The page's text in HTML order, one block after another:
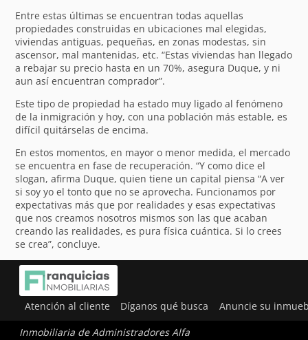
Entre estas últimas se encuentran todas aquellas
propiedades construidas en ubicaciones mal elegidas,
viviendas antiguas, pequeñas, en zonas modestas, sin
ascensor, mal mantenidas, etc. “Estas viviendas han llegado
a rebajar su precio hasta en un 70%, asegura Duque, y ni
aun así encuentran comprador”.
Este tipo de propiedad ha estado muy ligado al fenómeno
de la inmigración y hoy, con una población más estable, es
difícil quitárselas de encima.
En estos momentos, en mayor o menor medida, el mercado
se encuentra en fase de recuperación. “Y como dice el
slogan, afirma Duque, quien tiene un capital piensa “A ver
si soy yo el tonto que no se aprovecha. Funcionamos por
expectativas más que por realidades y esas expectativas
que nos creamos nosotros mismos son las que acaban
creando las realidades, es pura física cuántica. Si lo crees
se crea”, concluye.
Atención al cliente Díganos qué busca Anuncie su
Inmobiliaria de Administradores Alfa